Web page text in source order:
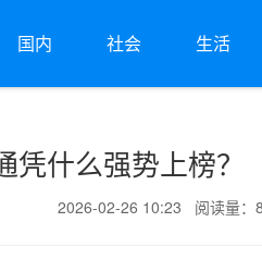
国内 社会 生活
什么强势上榜？
2026-02-26 10:23 阅读量